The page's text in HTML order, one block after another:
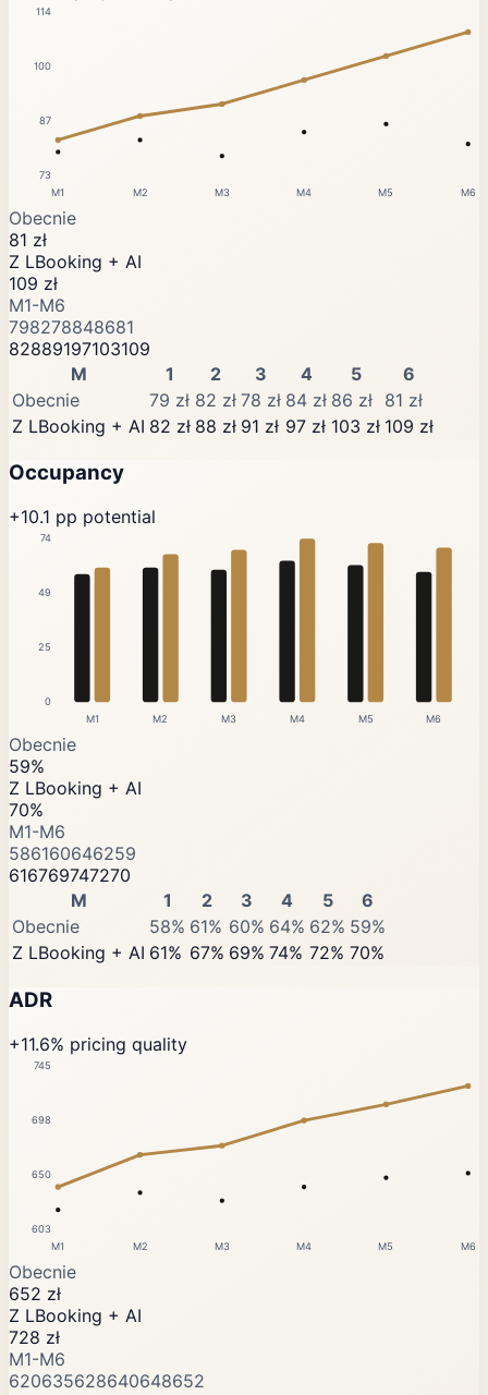
114
100
87
73
M1
M2 M3 M4 M5 M6
Obecnie
81 zł
Z LBooking + AI
109 zł
M1-M6
798278848681
82889197103109
M
1 2 3 4 5
6
Obecnie
79 zł 82 zł 78 zł 84 zł 86 zł 81 zł
Z LBooking + AI 82 zł 88 zł 91 zł 97 zł 103 zł 109 zł
Occupancy
+10.1 pp potential
74
49
25
0
M1
M2 M3 M4 M5 M6
Obecnie
59%
Z LBooking + AI
70%
M1-M6
586160646259
616769747270
M
1 2 3 4 5
6
Obecnie
58% 61% 60% 64% 62% 59%
Z LBooking + AI 61% 67% 69% 74% 72% 70%
ADR
+11.6% pricing quality
745
698
650
603
M1
M2 M3 M4 M5 M6
Obecnie
652 zł
Z LBooking + AI
728 zł
M1-M6
620635628640648652